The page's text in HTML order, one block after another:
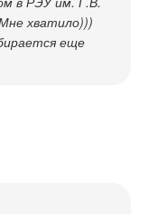
хватило)))
еще